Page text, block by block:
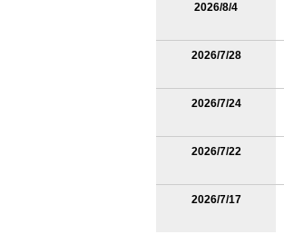
2026/8/4
2026/7/28
2026/7/24
2026/7/22
2026/7/17